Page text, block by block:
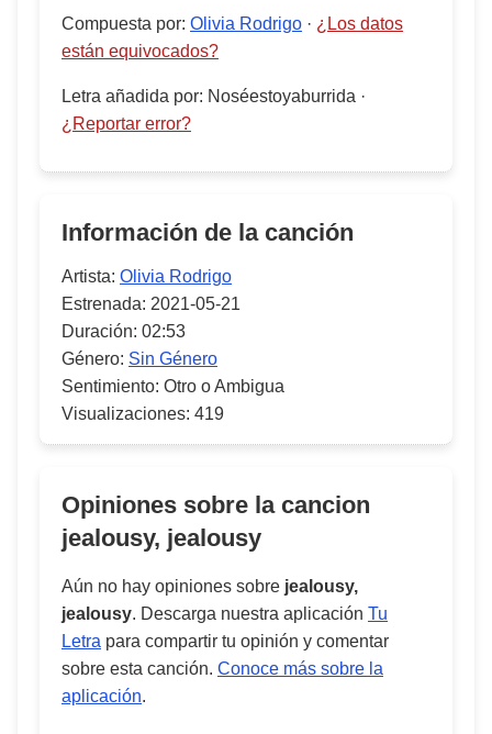
Compuesta por: Olivia Rodrigo · ¿Los datos
están equivocados?
Letra añadida por: Noséestoyaburrida ·
¿Reportar error?
Información de la canción
Artista: Olivia Rodrigo
Estrenada: 2021-05-21
Duración: 02:53
Género: Sin Género
Sentimiento: Otro o Ambigua
Visualizaciones: 419
Opiniones sobre la cancion
jealousy, jealousy
Aún no hay opiniones sobre jealousy,
jealousy. Descarga nuestra aplicación Tu
Letra para compartir tu opinión y comentar
sobre esta canción. Conoce más sobre la
aplicación.